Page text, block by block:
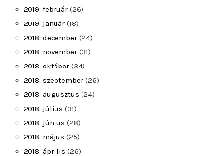
2019. február (26)
2019. január (18)
2018. december (24)
2018. november (31)
2018. október (34)
2018. szeptember (26)
2018. augusztus (24)
2018. július (31)
2018. június (28)
2018. május (25)
2018. április (26)